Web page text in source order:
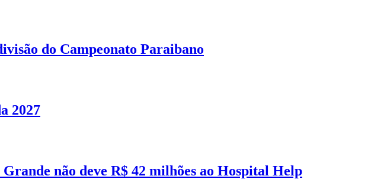
do Campeonato Paraibano
2027
não deve R$ 42 milhões ao Hospital Help